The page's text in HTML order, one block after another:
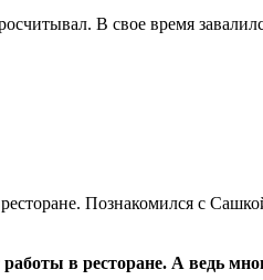
В свое время
Познакомился с
в ресторане. А ведь